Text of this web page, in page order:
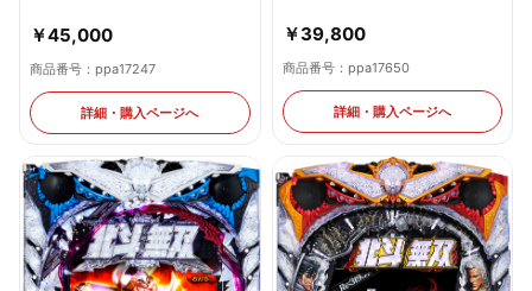
￥45,000
商品番号：ppa17247
詳細・購入ページへ
￥39,800
商品番号：ppa17650
詳細・購入ページへ